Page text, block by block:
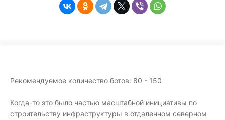
Рекомендуемое количество ботов: 80 - 150
Когда-то это было частью масштабной инициативы по
строительству инфраструктуры в отдаленном северном